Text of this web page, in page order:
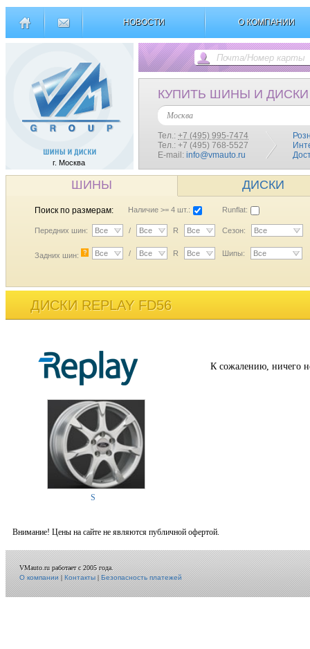
НОВОСТИ О КОМПАНИИ
г. Москва
КУПИТЬ ШИНЫ И ДИСКИ
Москва
Тел.: +7 (495) 995-7474
Тел.: +7 (495) 768-5527
E-mail: info@vmauto.ru
ШИНЫ ДИСКИ
Поиск по размерам: Наличие >= 4 шт.: Runflat:
Передних шин: Все / Все R Все Сезон: Все
Задних шин: ? Все / Все R Все Шипы: Все
ДИСКИ REPLAY FD56
S
К сожалению, ничего
Внимание! Цены на сайте не являются публичной офертой.
VMauto.ru работает с 2005 года.
О компании|Контакты|Безопасность платежей